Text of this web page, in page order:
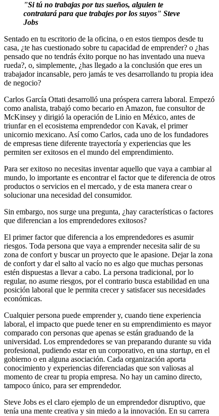
”Si tú no trabajas por tus sueños, alguien te
contratará para que trabajes por los suyos” Steve
Jobs
Sentado en tu escritorio de la oficina, o en estos tiempos desde tu
casa, ¿te has cuestionado sobre tu capacidad de emprender? o ¿has
pensado que no tendrás éxito porque no has inventado una nueva
rueda?, o, simplemente, ¿has llegado a la conclusión que eres un
trabajador incansable, pero jamás te ves desarrollando tu propia idea
de negocio?
Carlos García Ottati desarrolló una próspera carrera laboral. Empezó
como analista, trabajó como becario en Amazon, fue consultor de
McKinsey y dirigió la operación de Linio en México, antes de
triunfar en el ecosistema emprendedor con Kavak, el primer
unicornio mexicano. Así como Carlos, cada uno de los fundadores
de empresas tiene diferente trayectoría y experiencias que les
permiten ser exitosos en el mundo del emprendimiento.
Para ser exitoso no necesitas inventar aquello que vaya a cambiar al
mundo, lo importante es encontrar el factor que te diferencia de otros
productos o servicios en el mercado, y de esta manera crear o
solucionar una necesidad del consumidor.
Sin embargo, nos surge una pregunta, ¿hay características o factores
que diferencian a los emprendedores exitosos?
El primer factor que diferencia a los emprendedores es asumir
riesgos. Toda persona que vaya a emprender necesita salir de su
zona de confort y buscar un proyecto que le apasione. Dejar la zona
de confort y dar el salto al vacío no es algo que muchas personas
estén dispuestas a llevar a cabo. La persona tradicional, por lo
regular, no asume riesgos, por el contrario busca estabilidad en una
posición laboral que le permita crecer y satisfacer sus necesidades
económicas.
Cualquier persona puede emprender y, cuando tiene experiencia
laboral, el impacto que puede tener en su emprendimiento es mayor
comparado con personas que apenas se están graduando de la
universidad. Los emprendedores se van preparando durante su vida
profesional, pudiendo estar en un corporativo, en una startup, en el
gobierno o en alguna asociación. Cada organización aporta
conocimiento y experiencias diferenciadas que son valiosas al
momento de crear tu propia empresa. No hay un camino directo,
tampoco único, para ser emprendedor.
Steve Jobs es el claro ejemplo de un emprendedor disruptivo, que
tenía una mente creativa y sin miedo a la innovación. En su carrera